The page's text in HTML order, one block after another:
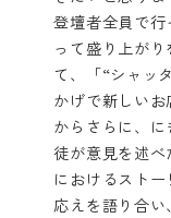
登壇者全員で
って盛り上が
て、「“シャッ
かげで新しい
からさらに、
徒が意見を述
におけるスト
応えを語り合